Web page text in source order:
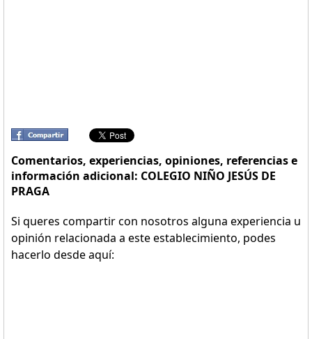
Comentarios, experiencias, opiniones, referencias e
información adicional: COLEGIO NIÑO JESÚS DE
PRAGA
Si queres compartir con nosotros alguna experiencia u
opinión relacionada a este establecimiento, podes
hacerlo desde aquí: